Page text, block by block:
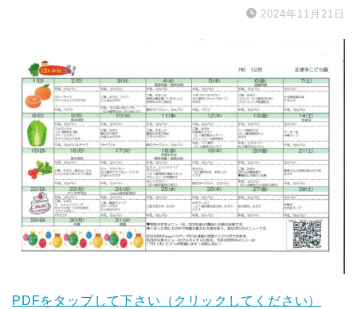
2024年11月21日
PDFをタップして下さい（クリックしてください）